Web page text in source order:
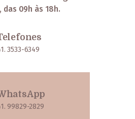
09h às 18h.
3533-6349
99829-2829